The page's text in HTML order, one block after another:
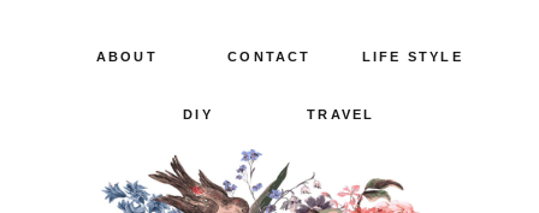
ABOUT CONTACT LIFE STYLE
DIY TRAVEL